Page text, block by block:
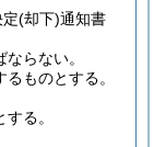
(却下)通知書
らない。
ものとする。
る。